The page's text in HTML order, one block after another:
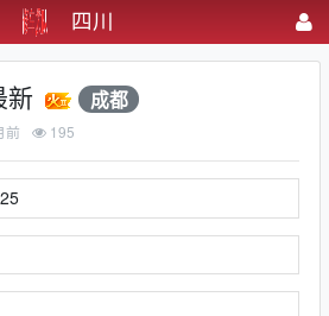
四川
新 成都
前 195